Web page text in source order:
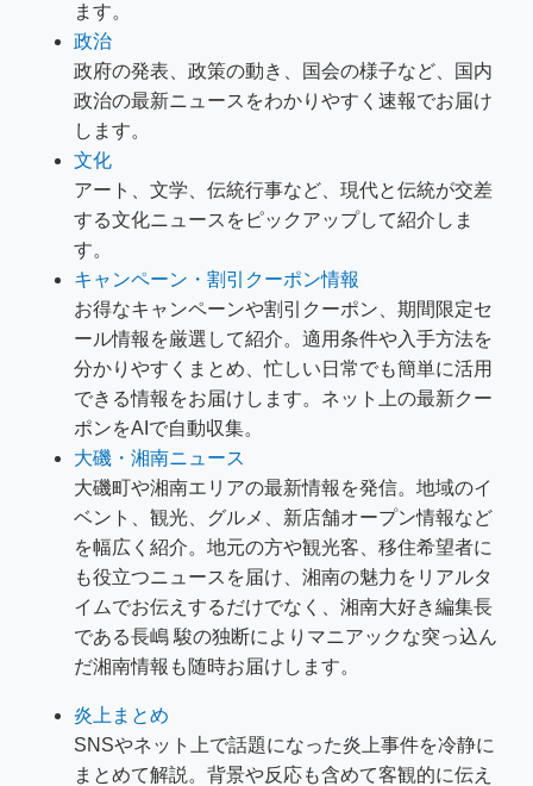
ます。
政治
政府の発表、政策の動き、国会の様子など、国内
政治の最新ニュースをわかりやすく速報でお届け
します。
文化
アート、文学、伝統行事など、現代と伝統が交差
する文化ニュースをピックアップして紹介しま
す。
キャンペーン・割引クーポン情報
お得なキャンペーンや割引クーポン、期間限定セ
ール情報を厳選して紹介。適用条件や入手方法を
分かりやすくまとめ、忙しい日常でも簡単に活用
できる情報をお届けします。ネット上の最新クー
ポンをAIで自動収集。
大磯・湘南ニュース
大磯町や湘南エリアの最新情報を発信。地域のイ
ベント、観光、グルメ、新店舗オープン情報など
を幅広く紹介。地元の方や観光客、移住希望者に
も役立つニュースを届け、湘南の魅力をリアルタ
イムでお伝えするだけでなく、湘南大好き編集長
である長嶋 駿の独断によりマニアックな突っ込ん
だ湘南情報も随時お届けします。
炎上まとめ
SNSやネット上で話題になった炎上事件を冷静に
まとめて解説。背景や反応も含めて客観的に伝え